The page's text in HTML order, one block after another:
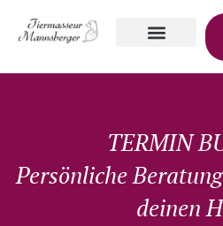
TERMIN
Persönliche
deinen